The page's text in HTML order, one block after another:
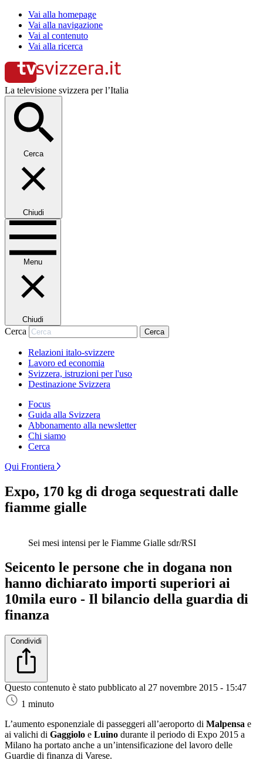
Vai alla homepage
Vai alla navigazione
Vai al contenuto
Vai alla ricerca
La televisione svizzera per l’Italia
Cerca
Chiudi
Menu
Chiudi
Cerca Cerca
Relazioni italo-svizzere
Lavoro ed economia
Svizzera, istruzioni per l'uso
Destinazione Svizzera
Focus
Guida alla Svizzera
Abbonamento alla newsletter
Chi siamo
Cerca
Qui Frontiera
Expo, 170 kg di droga sequestrati dalle
fiamme gialle
Sei mesi intensi per le Fiamme Gialle sdr/RSI
Seicento le persone che in dogana non
hanno dichiarato importi superiori ai
10mila euro - Il bilancio della guardia di
finanza
Condividi
Questo contenuto è stato pubblicato al 27 novembre 2015 - 15:47
1 minuto
L’aumento esponenziale di passeggeri all’aeroporto di Malpensa e
ai valichi di Gaggiolo e Luino durante il periodo di Expo 2015 a
Milano ha portato anche a un’intensificazione del lavoro delle
Guardie di finanza di Varese.